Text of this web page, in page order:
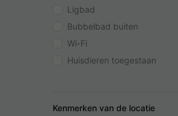
Ligbad
Bubbelbad buiten
Wi-Fi
Huisdieren toegestaan
Kenmerken van de locatie